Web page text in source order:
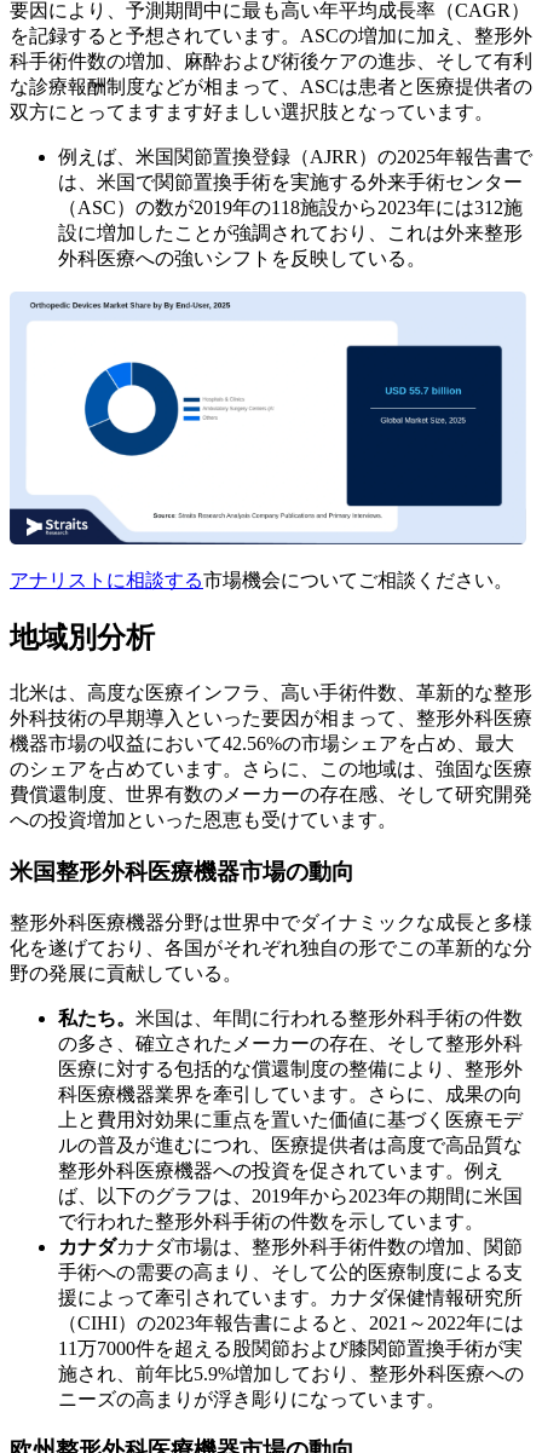
要因により、予測期間中に最も高い年平均成長率（CAGR）
を記録すると予想されています。ASCの増加に加え、整形外
科手術件数の増加、麻酔および術後ケアの進歩、そして有利
な診療報酬制度などが相まって、ASCは患者と医療提供者の
双方にとってますます好ましい選択肢となっています。
例えば、米国関節置換登録（AJRR）の2025年報告書で
は、米国で関節置換手術を実施する外来手術センター
（ASC）の数が2019年の118施設から2023年には312施
設に増加したことが強調されており、これは外来整形
外科医療への強いシフトを反映している。
アナリストに相談する市場機会についてご相談ください。
地域別分析
北米は、高度な医療インフラ、高い手術件数、革新的な整形
外科技術の早期導入といった要因が相まって、整形外科医療
機器市場の収益において42.56%の市場シェアを占め、最大
のシェアを占めています。さらに、この地域は、強固な医療
費償還制度、世界有数のメーカーの存在感、そして研究開発
への投資増加といった恩恵も受けています。
米国整形外科医療機器市場の動向
整形外科医療機器分野は世界中でダイナミックな成長と多様
化を遂げており、各国がそれぞれ独自の形でこの革新的な分
野の発展に貢献している。
私たち。 米国は、年間に行われる整形外科手術の件数
の多さ、確立されたメーカーの存在、そして整形外科
医療に対する包括的な償還制度の整備により、整形外
科医療機器業界を牽引しています。さらに、成果の向
上と費用対効果に重点を置いた価値に基づく医療モデ
ルの普及が進むにつれ、医療提供者は高度で高品質な
整形外科医療機器への投資を促されています。例え
ば、以下のグラフは、2019年から2023年の期間に米国
で行われた整形外科手術の件数を示しています。
カナダカナダ市場は、整形外科手術件数の増加、関節
手術への需要の高まり、そして公的医療制度による支
援によって牽引されています。カナダ保健情報研究所
（CIHI）の2023年報告書によると、2021～2022年には
11万7000件を超える股関節および膝関節置換手術が実
施され、前年比5.9%増加しており、整形外科医療への
ニーズの高まりが浮き彫りになっています。